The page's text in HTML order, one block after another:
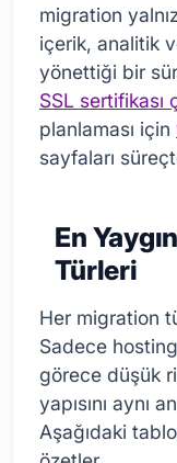
migration
içerik, analitik
yönettiği bir
SSL sertifikası
planlaması için
sayfaları
En
Türleri
Her migration
Sadece hosting
görece düşük
yapısını aynı
Aşağıdaki